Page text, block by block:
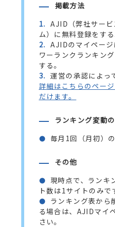
掲載方法
1. AJID（弊社サー
ム）に無料登録をする
2. AJIDのマイペー
ワーランクランキン
する。
3. 運営の承認によっ
詳細はこちらのペー
だけます。
ランキング変動
● 毎月1回（月初）
その他
●
現時点で、ランキ
ト数は1サイトのみで
●
ランキング表から
る場合は、AJIDマイ
さい。